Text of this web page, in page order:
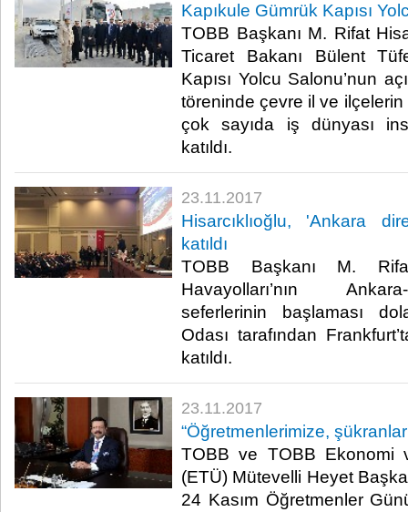
Kapıkule Gümrük Kapısı
TOBB Başkanı M. Rifat
Ticaret Bakanı Bülent
Kapısı Yolcu Salonu’nun
töreninde çevre il ve
çok sayıda iş dünyası
katıldı.​
23.11.2017
Hisarcıklıoğlu, 'Ankara
katıldı
TOBB Başkanı M.
Havayolları’nın
seferlerinin başlaması
Odası tarafından
katıldı.​
23.11.2017
“Öğretmenlerimize,
TOBB ve TOBB Ekonomi
(ETÜ) Mütevelli Heyet
24 Kasım Öğretmenler